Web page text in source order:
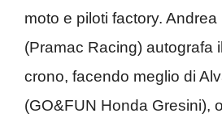
moto e piloti factory. Andrea
(Pramac Racing) autografa
crono, facendo meglio di
(GO&FUN Honda Gresini),